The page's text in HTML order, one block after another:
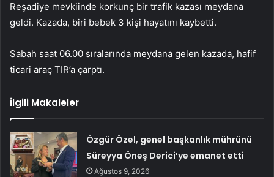
Reşadiye mevkiinde korkunç bir trafik kazası meydana
geldi. Kazada, biri bebek 3 kişi hayatını kaybetti.
Sabah saat 06.00 sıralarında meydana gelen kazada, hafif
ticari araç TIR’a çarptı.
İlgili Makaleler
Özgür Özel, genel başkanlık mührünü
Süreyya Öneş Derici’ye emanet etti
Ağustos 9, 2026